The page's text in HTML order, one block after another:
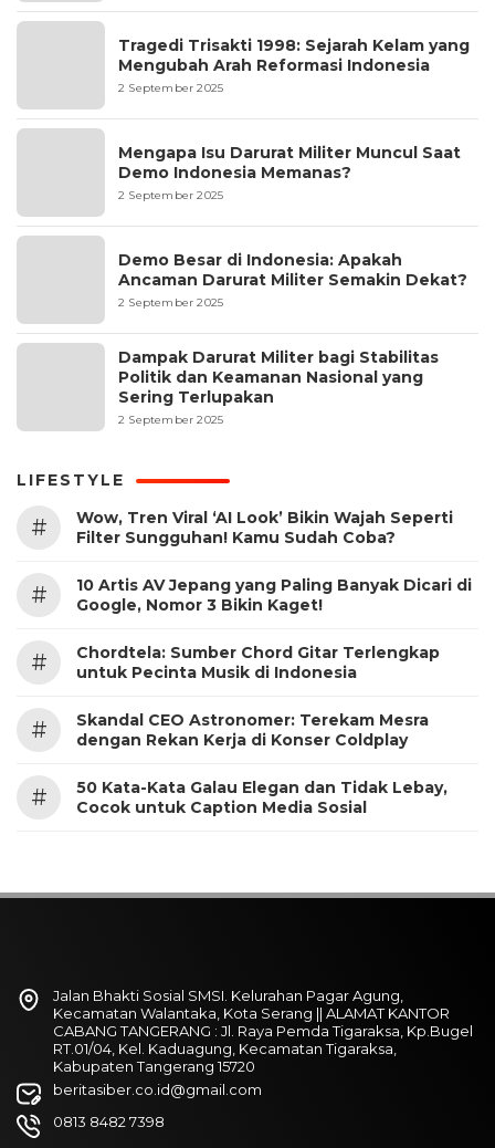
Tragedi Trisakti 1998: Sejarah Kelam yang
Mengubah Arah Reformasi Indonesia
2 September 2025
Mengapa Isu Darurat Militer Muncul Saat
Demo Indonesia Memanas?
2 September 2025
Demo Besar di Indonesia: Apakah
Ancaman Darurat Militer Semakin Dekat?
2 September 2025
Dampak Darurat Militer bagi Stabilitas
Politik dan Keamanan Nasional yang
Sering Terlupakan
2 September 2025
LIFESTYLE
#
Wow, Tren Viral ‘AI Look’ Bikin Wajah Seperti
Filter Sungguhan! Kamu Sudah Coba?
#
10 Artis AV Jepang yang Paling Banyak Dicari di
Google, Nomor 3 Bikin Kaget!
#
Chordtela: Sumber Chord Gitar Terlengkap
untuk Pecinta Musik di Indonesia
#
Skandal CEO Astronomer: Terekam Mesra
dengan Rekan Kerja di Konser Coldplay
#
50 Kata-Kata Galau Elegan dan Tidak Lebay,
Cocok untuk Caption Media Sosial
Jalan Bhakti Sosial SMSI. Kelurahan Pagar Agung,
Kecamatan Walantaka, Kota Serang || ALAMAT KANTOR
CABANG TANGERANG : Jl. Raya Pemda Tigaraksa, Kp.Bugel
RT.01/04, Kel. Kaduagung, Kecamatan Tigaraksa,
Kabupaten Tangerang 15720
beritasiber.co.id@gmail.com
0813 8482 7398